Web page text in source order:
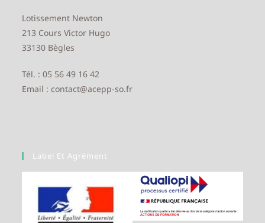
Lotissement Newton
213 Cours Victor Hugo
33130 Bègles
Tél. : 05 56 49 16 42
Email : contact@acepp-so.fr
Label Et Agrément